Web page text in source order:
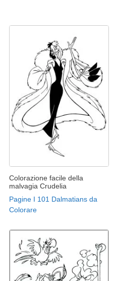
Colorazione facile della
malvagia Crudelia
Pagine I 101 Dalmatians da
Colorare